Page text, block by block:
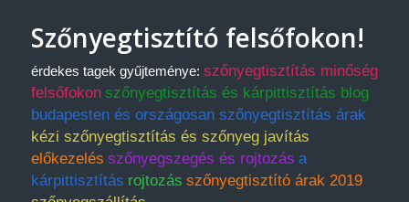
Szőnyegtisztító felsőfokon!
érdekes tagek gyűjteménye: szőnyegtisztítás minőség
felsőfokon szőnyegtisztítás és kárpittisztítás blog
budapesten és országosan szőnyegtisztítás árak
kézi szőnyegtisztítás és szőnyeg javítás
előkezelés szőnyegszegés és rojtozás a
kárpittisztítás rojtozás szőnyegtisztító árak 2019